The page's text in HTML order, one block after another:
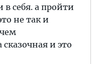
в себя. а пройти
не так и
и это